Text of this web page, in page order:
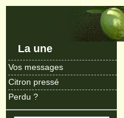
La une
Vos messages
Citron pressé
Perdu ?